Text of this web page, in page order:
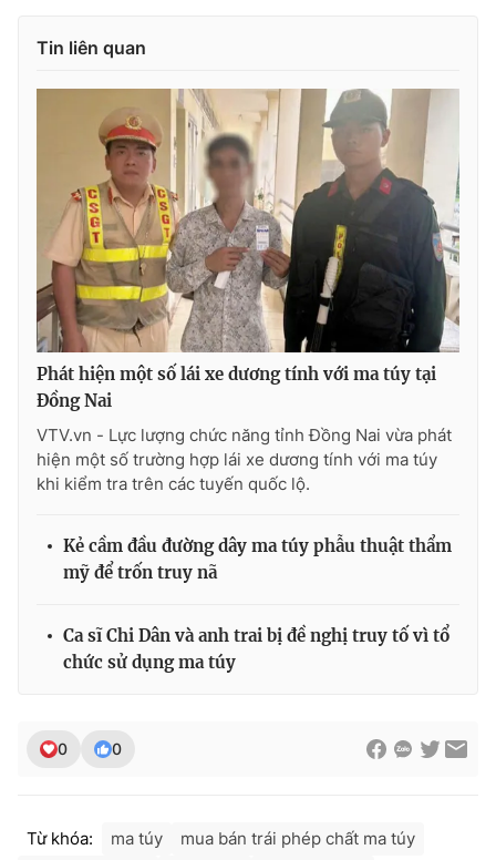
Tin liên quan
Phát hiện một số lái xe dương tính với ma túy tại
Đồng Nai
VTV.vn - Lực lượng chức năng tỉnh Đồng Nai vừa phát
hiện một số trường hợp lái xe dương tính với ma túy
khi kiểm tra trên các tuyến quốc lộ.
Kẻ cầm đầu đường dây ma túy phẫu thuật thẩm
mỹ để trốn truy nã
Ca sĩ Chi Dân và anh trai bị đề nghị truy tố vì tổ
chức sử dụng ma túy
0 0
Từ khóa: ma túy
mua bán trái phép chất ma túy